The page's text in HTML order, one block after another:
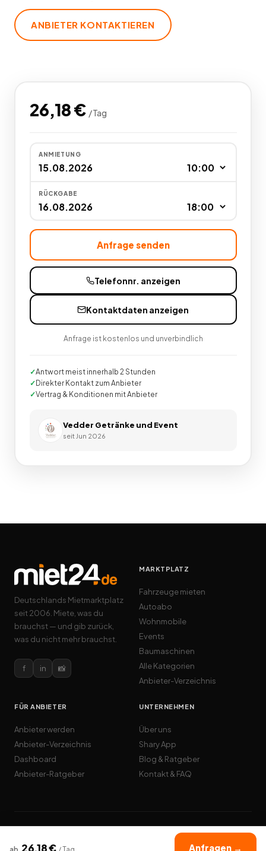
ANBIETER KONTAKTIEREN
26,18€ /Tag
ANMIETUNG
RÜCKGABE
Anfrage senden
Telefonnr. anzeigen
Kontaktdaten anzeigen
Anfrage ist kostenlos und unverbindlich
Antwort meist innerhalb 2 Stunden
Direkter Kontakt zum Anbieter
Vertrag & Konditionen mit Anbieter
Vedder Getränke und Event
seit Jun 2026
ab 26,18€ /Tag Anfragen →
Deutschlands Mietmarktplatz
seit 2006. Miete, was du
brauchst — und gib zurück,
was du nicht mehr brauchst.
f in 📸
MARKTPLATZ
Fahrzeuge mieten
Autoabo
Wohnmobile
Events
Baumaschinen
Alle Kategorien
Anbieter-Verzeichnis
FÜR ANBIETER
Anbieter werden
Anbieter-Verzeichnis
Dashboard
Anbieter-Ratgeber
UNTERNEHMEN
Über uns
Shary App
Blog & Ratgeber
Kontakt & FAQ
Cookies